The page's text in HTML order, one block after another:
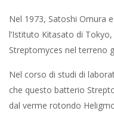
Nel 1973, Satoshi Omura
l’Istituto Kitasato di
Streptomyces nel terreno
Nel corso di studi di
che questo batterio
dal verme rotondo